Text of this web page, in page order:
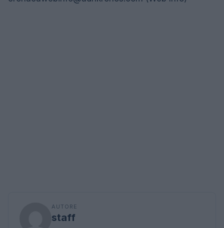
AUTORE
staff